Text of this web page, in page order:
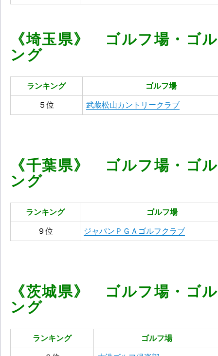
《埼玉県》 ゴルフ場・ゴ
ン グ
ランキング ゴルフ場
５位 武蔵松山カントリークラブ
《千葉県》 ゴルフ場・ゴ
ング
ランキング ゴルフ場
９位 ジャパンＰＧＡゴルフクラブ
《茨城県》 ゴルフ場・ゴ
ング
ランキング ゴルフ場